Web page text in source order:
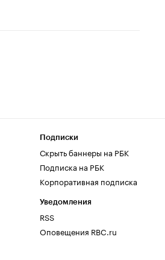
Подписки
Скрыть баннеры на РБК
Подписка на РБК
Корпоративная подписка
Уведомления
RSS
Оповещения RBC.ru